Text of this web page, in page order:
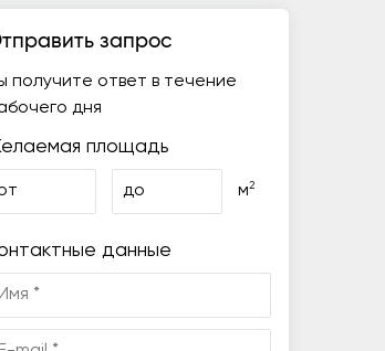
запрос
получите ответ в течение
дня
площадь
до м2
данные